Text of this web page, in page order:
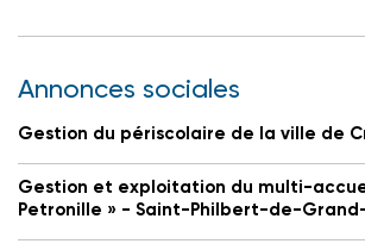
Annonces sociales
Gestion du périscolaire de la ville de
Gestion et exploitation du multi-
Petronille » - Saint-Philbert-de-